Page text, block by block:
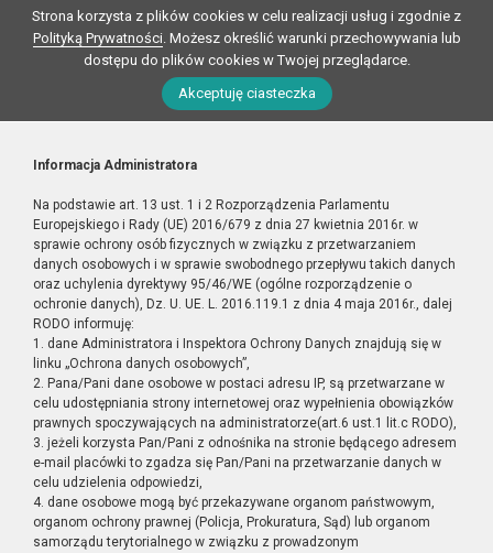
Strona korzysta z plików cookies w celu realizacji usług i zgodnie z
Polityką Prywatności. Możesz określić warunki przechowywania lub
dostępu do plików cookies w Twojej przeglądarce.
Akceptuję ciasteczka
Informacja Administratora
Na podstawie art. 13 ust. 1 i 2 Rozporządzenia Parlamentu
Europejskiego i Rady (UE) 2016/679 z dnia 27 kwietnia 2016r. w
sprawie ochrony osób fizycznych w związku z przetwarzaniem
danych osobowych i w sprawie swobodnego przepływu takich danych
oraz uchylenia dyrektywy 95/46/WE (ogólne rozporządzenie o
ochronie danych), Dz. U. UE. L. 2016.119.1 z dnia 4 maja 2016r., dalej
RODO informuję:
1. dane Administratora i Inspektora Ochrony Danych znajdują się w
linku „Ochrona danych osobowych”,
2. Pana/Pani dane osobowe w postaci adresu IP, są przetwarzane w
celu udostępniania strony internetowej oraz wypełnienia obowiązków
prawnych spoczywających na administratorze(art.6 ust.1 lit.c RODO),
3. jeżeli korzysta Pan/Pani z odnośnika na stronie będącego adresem
e-mail placówki to zgadza się Pan/Pani na przetwarzanie danych w
celu udzielenia odpowiedzi,
4. dane osobowe mogą być przekazywane organom państwowym,
organom ochrony prawnej (Policja, Prokuratura, Sąd) lub organom
samorządu terytorialnego w związku z prowadzonym